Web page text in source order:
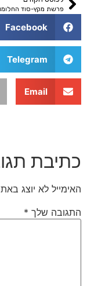
מקץ-סוד החלומות ורמזי
Facebook
Telegram
Email
תגובה
לא יוצג באתר.
שלך*